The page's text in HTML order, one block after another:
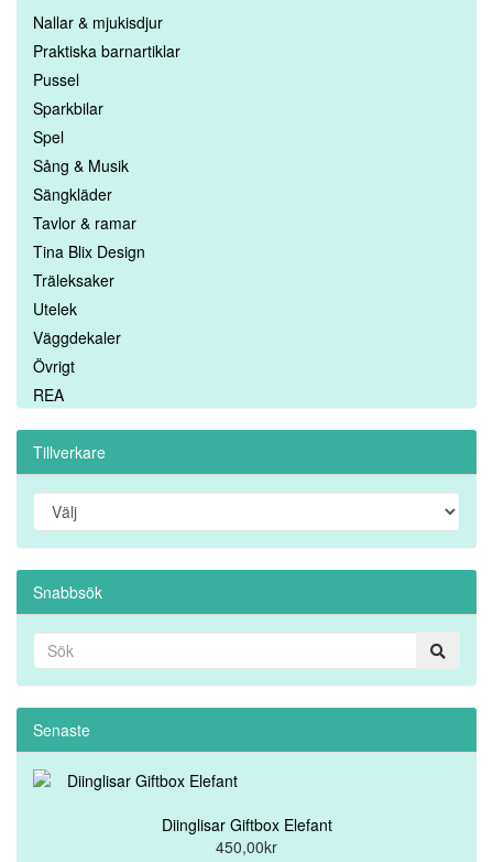
Nallar & mjukisdjur
Praktiska barnartiklar
Pussel
Sparkbilar
Spel
Sång & Musik
Sängkläder
Tavlor & ramar
Tina Blix Design
Träleksaker
Utelek
Väggdekaler
Övrigt
REA
Tillverkare
Snabbsök
Senaste
Diinglisar Giftbox Elefant
450,00kr